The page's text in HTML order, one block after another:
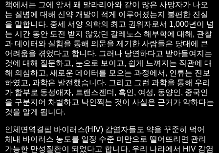
책에서는 그에 앞서 왜 말라리아와 같이 많은 사망자가 나오
는 질병에 대해 신약 개발이 적게 이루어졌는지 불편한 진실
을 말합니다. 중세 서양 의학의 최고 권위자로서 1,000년이 넘
는 시간 동안 도전 받지 않았던 갈레노스 해부학에 대해, 관찰
과 데이터와 실험을 통해 의문을 제기한 사람들은 당대에 큰
어려움을 겪었다고 합니다. 그러나 당연하다고 받아들여지는
것에 대해 질문하고, 눈으로 보이고, 쉽게 느껴지는 직관에 대
해 의심하고, 새로운 데이터를 모으는 과정에서, 인류는 진보
하였고, 과학은 발전했습니다. 그리고 그런 과학을 통해 우리
가 함부로 동성애자, 트랜스젠더, 흑인, 여성, 동양인, 중국인
을 구분지어 차별하고 낙인찍는 것이 사실은 근거가 약하다는
것을 알게 됩니다.
인체면역결핍 바이러스(HIV) 감염자들도 약을 꾸준히 먹어
체내 바이러스 농도를 일정 수준 미만으로 떨어뜨리면 관리
가능한 만성질환이 되었다고 합니다. 우리 나라에서 HIV 감염